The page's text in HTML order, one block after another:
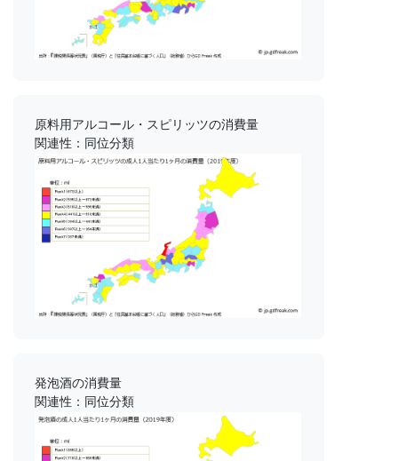
原料用アルコール・スピリッツの消費量
関連性：同位分類
発泡酒の消費量
関連性：同位分類